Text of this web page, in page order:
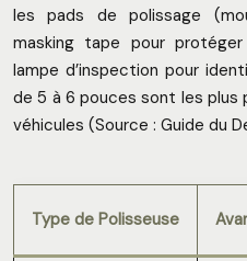
les pads de polissage
masking tape pour
lampe d’inspection pour
de 5 à 6 pouces sont les plus
véhicules (Source : Guide du
Type de Polisseuse